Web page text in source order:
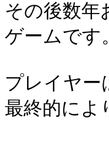
その後数
ゲームです
プレイヤー
最終的によ